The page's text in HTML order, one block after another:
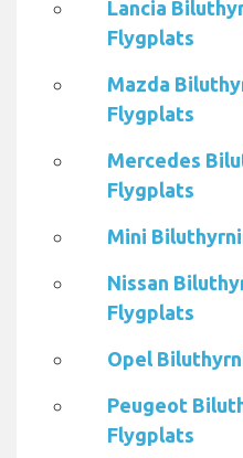
Lancia
Flygplats
Mazda
Flygplats
Mercedes
Flygplats
Mini
Nissan
Flygplats
Opel
Peugeot
Flygplats